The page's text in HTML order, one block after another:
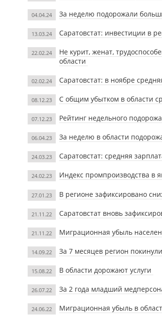
04.04.24 За неделю подорожали
13.03.24 Саратовстат: инвестиции в
22.02.24
Не курит, женат,
области
02.02.24 Саратовстат: в ноябре
08.12.23 С общим убытком в области
07.12.23 Рейтинг недельного
06.04.23 За неделю в области
24.03.23 Саратовстат: средняя
24.02.23 Индекс промпроизводства в
27.01.23 В регионе зафиксировано
21.11.22 Саратовстат вновь
21.11.22 Миграционная убыль
14.09.22 За 7 месяцев регион
15.08.22 В области дорожают услуги
26.07.22 За 2 года младший
24.06.22 Миграционная убыль в